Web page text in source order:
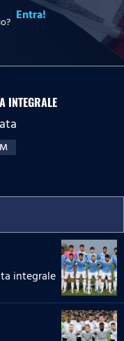
Entra!
INTEGRALE
integrale